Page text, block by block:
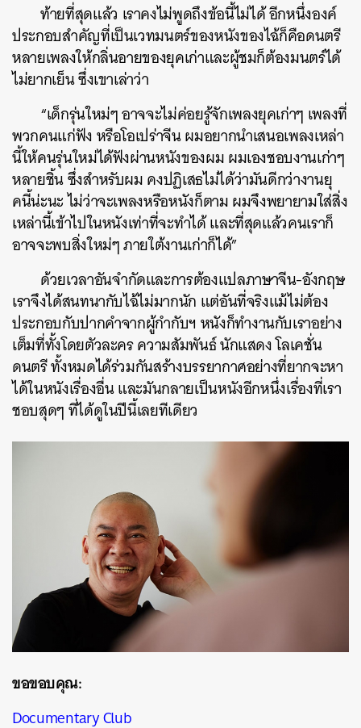
ท้ายที่สุดแล้ว เราคงไม่พูดถึงข้อนี้ไม่ได้ อีกหนึ่งองค์
ประกอบสำคัญที่เป็นเวทมนตร์ของหนังของไฉ้ก็คือดนตรี
หลายเพลงให้กลิ่นอายของยุคเก่าและผู้ชมก็ต้องมนตร์ได้
ไม่ยากเย็น ซึ่งเขาเล่าว่า
“เด็กรุ่นใหม่ๆ อาจจะไม่ค่อยรู้จักเพลงยุคเก่าๆ เพลงที่
พวกคนแก่ฟัง หรือโอเปร่าจีน ผมอยากนำเสนอเพลงเหล่า
นี้ให้คนรุ่นใหม่ได้ฟังผ่านหนังของผม ผมเองชอบงานเก่าๆ
หลายชิ้น ซึ่งสำหรับผม คงปฏิเสธไม่ได้ว่ามันดีกว่างานยุ
คนี้น่ะนะ ไม่ว่าจะเพลงหรือหนังก็ตาม ผมจึงพยายามใส่สิ่ง
เหล่านี้เข้าไปในหนังเท่าที่จะทำได้ และที่สุดแล้วคนเราก็
อาจจะพบสิ่งใหม่ๆ ภายใต้งานเก่าก็ได้”
ด้วยเวลาอันจำกัดและการต้องแปลภาษาจีน-อังกฤษ
เราจึงได้สนทนากับไฉ้ไม่มากนัก แต่อันที่จริงแม้ไม่ต้อง
ประกอบกับปากคำจากผู้กำกับฯ หนังก็ทำงานกับเราอย่าง
เต็มที่ทั้งโดยตัวละคร ความสัมพันธ์ นักแสดง โลเคชั่น
ดนตรี ทั้งหมดได้ร่วมกันสร้างบรรยากาศอย่างที่ยากจะหา
ได้ในหนังเรื่องอื่น และมันกลายเป็นหนังอีกหนึ่งเรื่องที่เรา
ชอบสุดๆ ที่ได้ดูในปีนี้เลยทีเดียว
ขอขอบคุณ:
Documentary Club